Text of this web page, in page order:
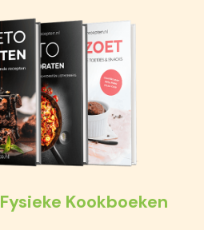
Fysieke Kookboeken